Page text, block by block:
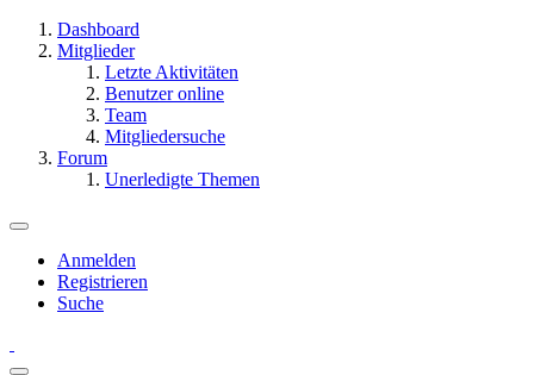
Dashboard
Mitglieder
Letzte Aktivitäten
Benutzer online
Team
Mitgliedersuche
Forum
Unerledigte Themen
Anmelden
Registrieren
Suche